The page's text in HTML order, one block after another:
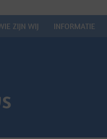
ZIJN WIJ INFORMATIE